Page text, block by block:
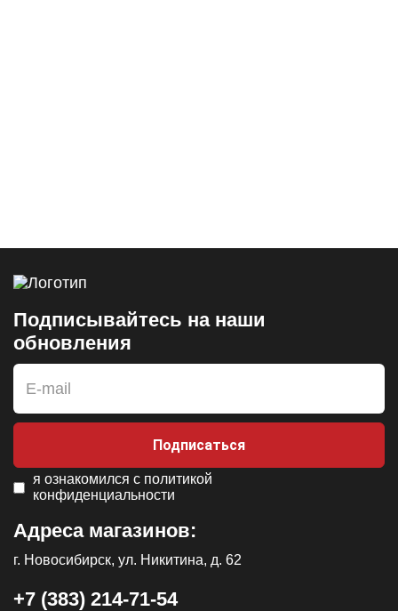
Подписывайтесь на наши
обновления
Подписаться
я ознакомился с политикой
конфиденциальности
+7 (383) 214-71-54
Адреса магазинов:
г. Новосибирск, ул. Никитина, д. 62